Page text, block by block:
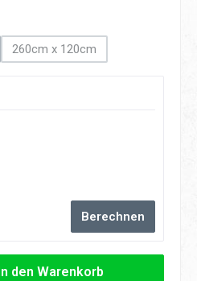
260cm x 120cm
Berechnen
In den Warenkorb